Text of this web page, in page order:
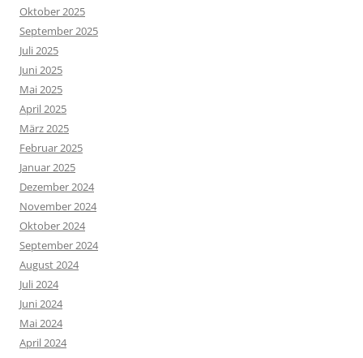
Oktober 2025
September 2025
Juli 2025
Juni 2025
Mai 2025
April 2025
März 2025
Februar 2025
Januar 2025
Dezember 2024
November 2024
Oktober 2024
September 2024
August 2024
Juli 2024
Juni 2024
Mai 2024
April 2024